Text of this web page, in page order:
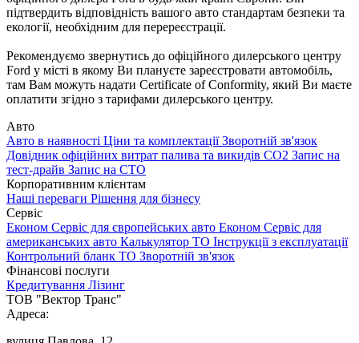
підтвердить відповідність вашого авто стандартам безпеки та
екології, необхідним для перереєстрації.
Рекомендуємо звернутись до офіційного дилерського центру
Ford у місті в якому Ви плануєте зареєстровати автомобіль,
там Вам можуть надати Certificate of Conformity, який Ви маєте
оплатити згідно з тарифами дилерського центру.
Авто
Авто в наявності Ціни та комплектаціїЗворотній зв'язок
Довідник офіційних витрат палива та викидів СО2 Запис на
тест-драйв Запис на СТО
Корпоративним клієнтам
Наші переваги Рішення для бізнесу
Сервіс
Економ Сервіс для європейських авто Економ Сервіс для
американських авто Калькулятор ТО Інструкції з експлуатації
Контрольний бланк ТО Зворотній зв'язок
Фінансові послуги
Кредитування Лізинг
ТОВ "Вектор Транс"
Адреса: